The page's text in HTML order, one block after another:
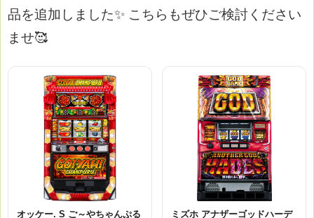
品を追加しました✨ こちらもぜひご検討ください
ませ🥰
オッケー. S ご～やちゃんぷる
ミズホ アナザーゴッドハーデ